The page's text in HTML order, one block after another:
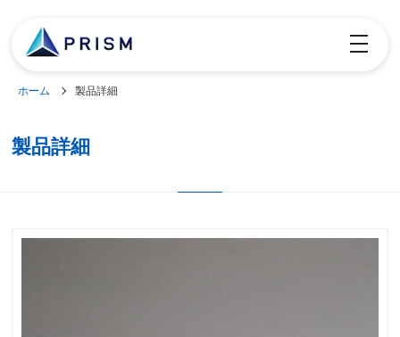
toggle
ホーム 製品詳細
製品詳細